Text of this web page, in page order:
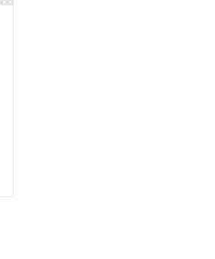
Pedro De Atacama